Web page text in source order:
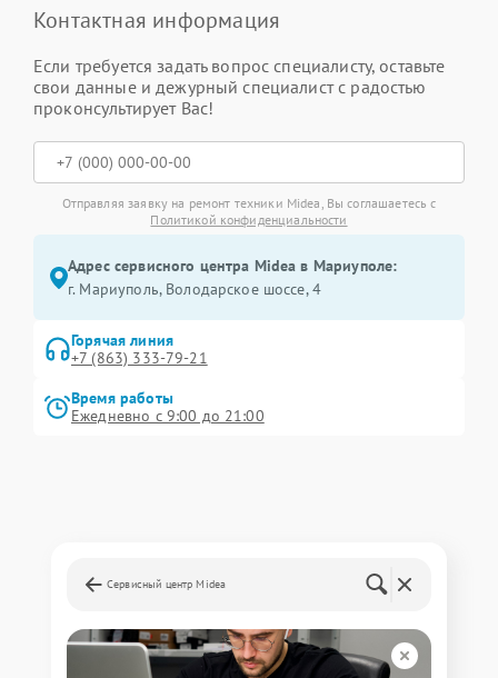
Контактная информация
Если требуется задать вопрос специалисту, оставьте
свои данные и дежурный специалист с радостью
проконсультирует Вас!
Отправляя заявку на ремонт техники Midea, Вы соглашаетесь с
Политикой конфиденциальности
Адрес сервисного центра Midea в Мариуполе:
г. Мариуполь, Володарское шоссе, 4
Горячая линия
+7 (863) 333-79-21
Время работы
Ежедневно с 9:00 до 21:00
Сервисный центр Midea